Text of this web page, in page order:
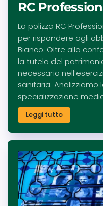
RC
La polizza RC
per rispondere agli
Bianco. Oltre alla
la tutela del
necessaria
sanitaria. Analizziamo
specializzazione
Leggi tutto